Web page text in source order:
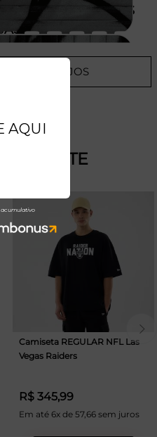
NAS
DE DESEJOS
GOSTE
Camiseta REGULAR NFL Las
Vegas Raiders
R$ 345,99
Em até 6x de 57,66 sem juros